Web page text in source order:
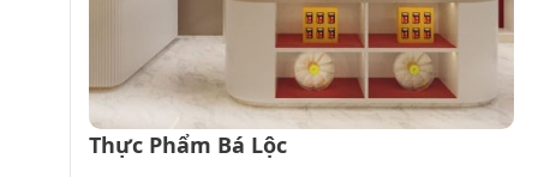
Thực Phẩm Bá Lộc